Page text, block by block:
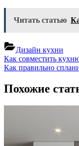
Читать статью
Дизайн кухни
Навигация
по
записям
Previous
Post:
Как совместить
Next
Как правильно
Похожие